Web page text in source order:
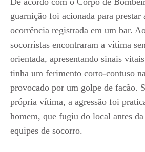
guarnição foi acionada para prestar
ocorrência registrada em um bar.
socorristas encontraram a vítima
orientada, apresentando sinais
tinha um ferimento corto-contuso
provocado por um golpe de facão.
própria vítima, a agressão foi
homem, que fugiu do local antes da
equipes de socorro.